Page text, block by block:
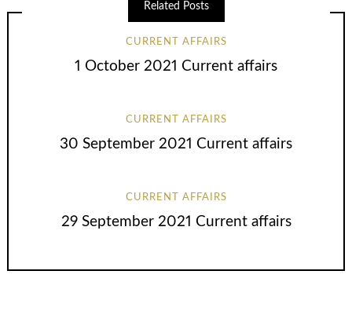
Related Posts
CURRENT AFFAIRS
1 October 2021 Current affairs
CURRENT AFFAIRS
30 September 2021 Current affairs
CURRENT AFFAIRS
29 September 2021 Current affairs